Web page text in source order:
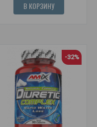
В КОРЗИНУ
-32%